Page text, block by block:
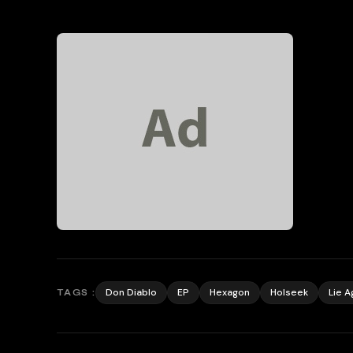
TAGS : Don Diablo EP Hexagon Holseek Lie